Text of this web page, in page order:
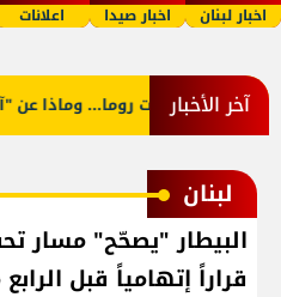
اخبار لبنان اخبار صيدا اعلانات
آخر الأخبار
في مفاوضات روما... وماذا عن
لبنان
البيطار "يصحّح" مسار
قراراً إتهامياً قبل